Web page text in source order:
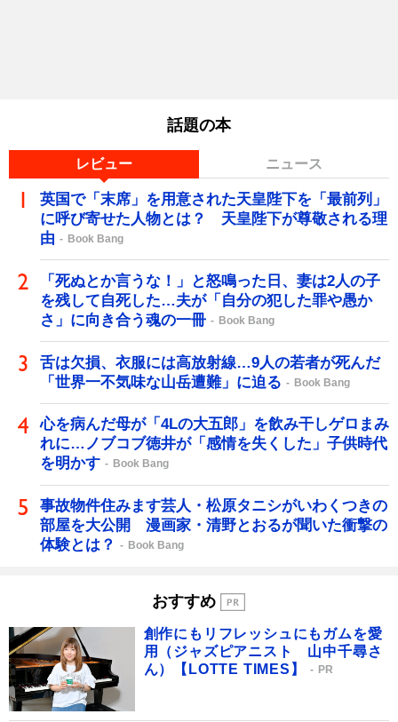
話題の本
レビュー ニュース
英国で「末席」を用意された天皇陛下を「最前列」
に呼び寄せた人物とは？ 天皇陛下が尊敬される理
由
Book Bang
「死ぬとか言うな！」と怒鳴った日、妻は2人の子
を残して自死した…夫が「自分の犯した罪や愚か
さ」に向き合う魂の一冊
Book Bang
舌は欠損、衣服には高放射線…9人の若者が死んだ
「世界一不気味な山岳遭難」に迫る
Book Bang
心を病んだ母が「4Lの大五郎」を飲み干しゲロまみ
れに…ノブコブ徳井が「感情を失くした」子供時代
を明かす
Book Bang
事故物件住みます芸人・松原タニシがいわくつきの
部屋を大公開 漫画家・清野とおるが聞いた衝撃の
体験とは？
Book Bang
おすすめ
創作にもリフレッシュにもガムを愛
用（ジャズピアニスト 山中千尋さ
ん）【LOTTE TIMES】
PR